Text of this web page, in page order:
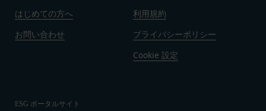
はじめての方へ
お問い合わせ
利用規約
プライバシーポリシー
Cookie 設定
ESG ポータルサイト